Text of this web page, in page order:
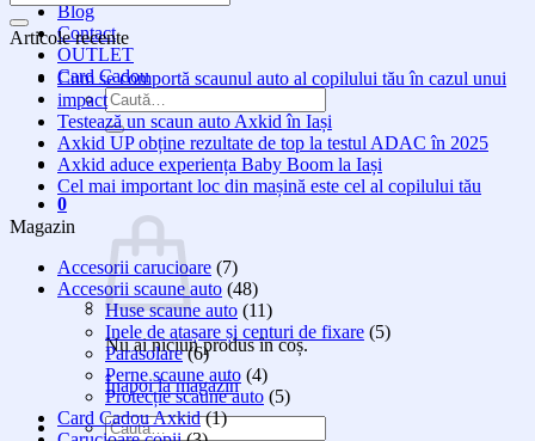
Blog
Contact
OUTLET
Card Cadou
Caută
după:
0
Nu ai niciun produs în coș.
Înapoi la magazin
Caută
Articole recente
Cum se comportă scaunul auto al copilului tău în cazul unui
impact
Testează un scaun auto Axkid în Iași
Axkid UP obține rezultate de top la testul ADAC în 2025
Axkid aduce experiența Baby Boom la Iași
Cel mai important loc din mașină este cel al copilului tău
Magazin
Accesorii carucioare (7)
Accesorii scaune auto (48)
Huse scaune auto (11)
Inele de atașare și centuri de fixare (5)
Parasolare (6)
Perne scaune auto (4)
Protecție scaune auto (5)
Card Cadou Axkid (1)